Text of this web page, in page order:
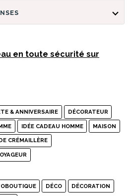
en toute sécurité sur
& ANNIVERSAIRE DÉCORATEUR
IDÉE CADEAU HOMME MAISON
CRÉMAILLÈRE
DÉCO DÉCORATION